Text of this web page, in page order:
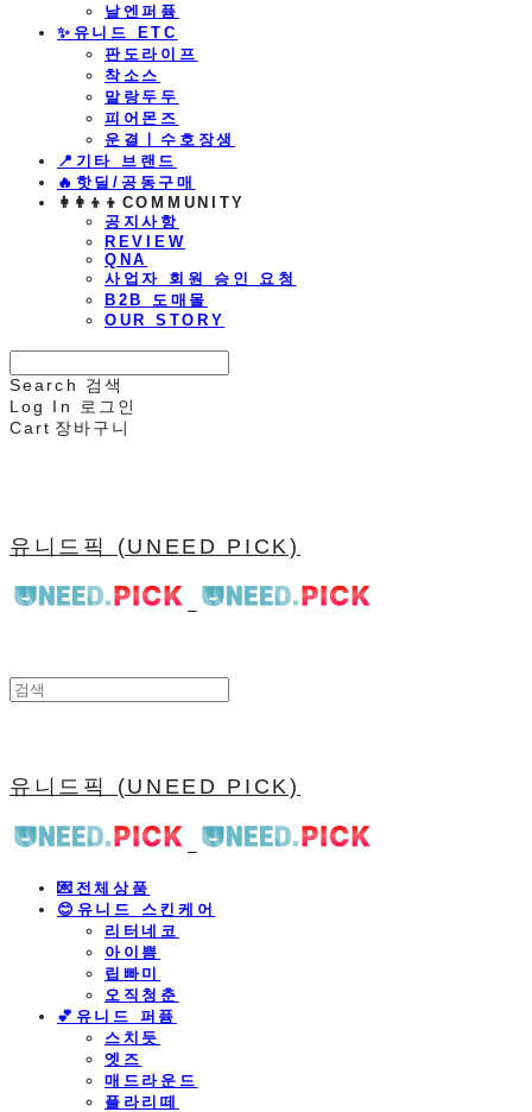
날엔퍼퓸
​✨유니드 ETC
판도라이프
착소스
말랑두두
피어몬즈
운결ㅣ수호장생
📍기타 브랜드
🔥핫딜/공동구매
👩‍👩‍👦‍👦COMMUNITY
공지사항
REVIEW
QNA
사업자 회원 승인 요청
B2B 도매몰
OUR STORY
Search
검색
Log In
로그인
Cart 장바구니
유니드픽 (UNEED PICK)
유니드픽 (UNEED PICK)
💌전체상품
😊유니드 스킨케어
리터네코
아이쁨
립빠미
오직청춘
💕유니드 퍼퓸
스치듯
엣즈
매드라운드
플라리떼